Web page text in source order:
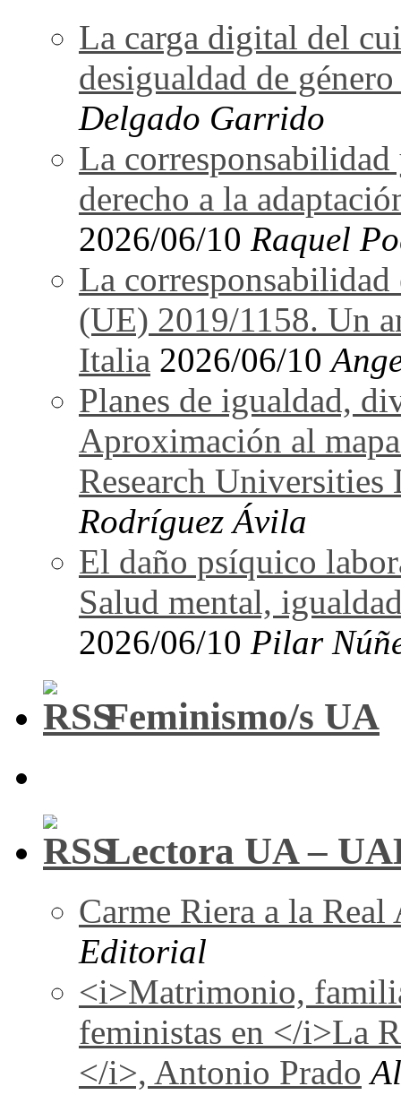
La carga digital del
desigualdad de
Delgado Garrido
La
derecho a la
2026/06/10 Raquel
La
(UE) 2019/1158. Un
Italia 2026/06/10
Planes de igualdad,
Aproximación al
Research Universities
Rodríguez Ávila
El daño psíquico
Salud mental,
2026/06/10 Pilar
Feminismo/s UA
Lectora UA –
Carme Riera a la Real
Editorial
<i>Matrimonio,
feministas en </i>La
</i>, Antonio Prado